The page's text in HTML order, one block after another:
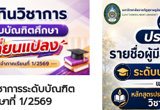
การระดับบัณฑิต
าที่ 1/2569